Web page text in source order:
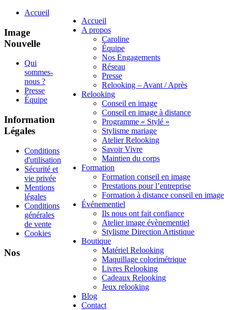
Accueil
A propos
Caroline
Équipe
Nos Engagements
Réseau
Presse
Relooking – Avant / Après
Relooking
Conseil en image
Conseil en image à distance
Programme « Stylé »
Stylisme mariage
Atelier Relooking
Savoir Vivre
Maintien du corps
Formation
Formation conseil en image
Prestations pour l’entreprise
Formation à distance conseil en image
Événementiel
Ils nous ont fait confiance
Atelier image évènementiel
Stylisme Direction Artistique
Boutique
Matériel Relooking
Maquillage colorimétrique
Livres Relooking
Cadeaux Relooking
Jeux relooking
Blog
Contact
Accueil
Image
Nouvelle
Qui
sommes-
nous ?
Presse
Équipe
Information
Légales
Conditions
d'utilisation
Sécurité et
vie privée
Mentions
légales
Conditions
générales
de vente
Cookies
Nos